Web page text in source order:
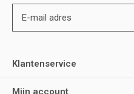
Klantenservice
Mijn account